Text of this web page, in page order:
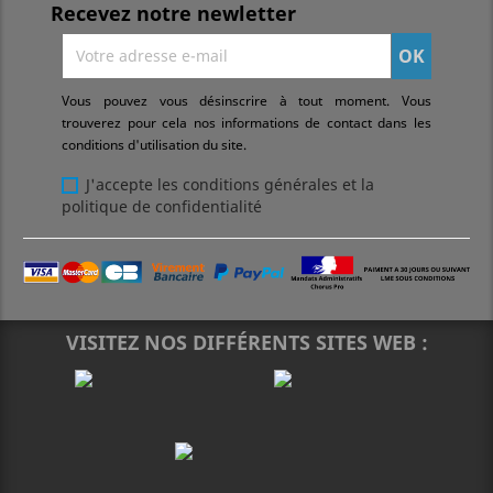
Recevez notre newletter
Vous pouvez vous désinscrire à tout moment. Vous
trouverez pour cela nos informations de contact dans les
conditions d'utilisation du site.
J'accepte les conditions générales et la
politique de confidentialité
VISITEZ NOS DIFFÉRENTS SITES WEB :